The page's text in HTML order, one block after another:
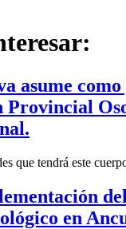
asume
Provincial
que tendrá este
en